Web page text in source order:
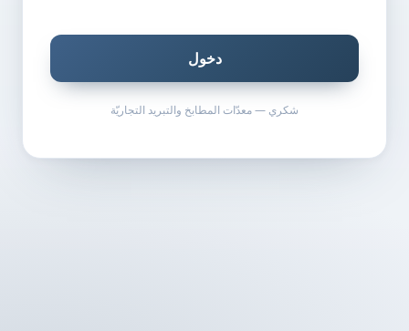
دخول
شكري — معدّات المطابخ والتبريد التجاريّة